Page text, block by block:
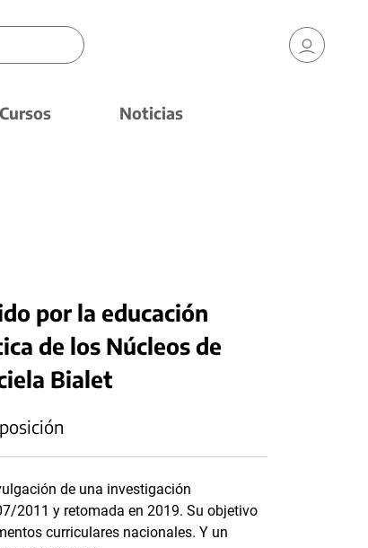
Cursos Noticias
por la educación
de los Núcleos de
Bialet
de una investigación
2011 y retomada en 2019. Su objetivo
curriculares nacionales. Y un